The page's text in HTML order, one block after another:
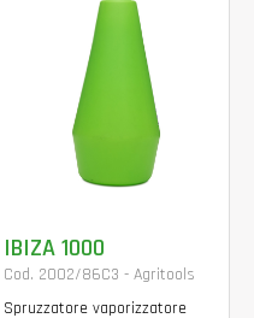
IBIZA 1000
Cod. 2002/86C3 - Agritools
Spruzzatore vaporizzatore